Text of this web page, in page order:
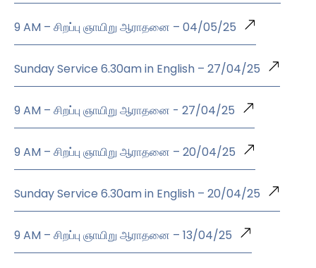
9 AM – சிறப்பு ஞாயிறு ஆராதனை – 04/05/25
Sunday Service 6.30am in English – 27/04/25
9 AM – சிறப்பு ஞாயிறு ஆராதனை - 27/04/25
9 AM – சிறப்பு ஞாயிறு ஆராதனை – 20/04/25
Sunday Service 6.30am in English – 20/04/25
9 AM – சிறப்பு ஞாயிறு ஆராதனை – 13/04/25